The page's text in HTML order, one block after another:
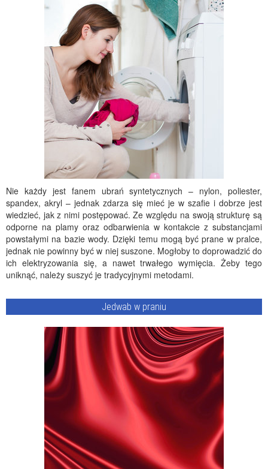
Nie każdy jest fanem ubrań syntetycznych – nylon, poliester,
spandex, akryl – jednak zdarza się mieć je w szafie i dobrze jest
wiedzieć, jak z nimi postępować. Ze względu na swoją strukturę są
odporne na plamy oraz odbarwienia w kontakcie z substancjami
powstałymi na bazie wody. Dzięki temu mogą być prane w pralce,
jednak nie powinny być w niej suszone. Mogłoby to doprowadzić do
ich elektryzowania się, a nawet trwałego wymięcia. Żeby tego
uniknąć, należy suszyć je tradycyjnymi metodami.
Jedwab w praniu